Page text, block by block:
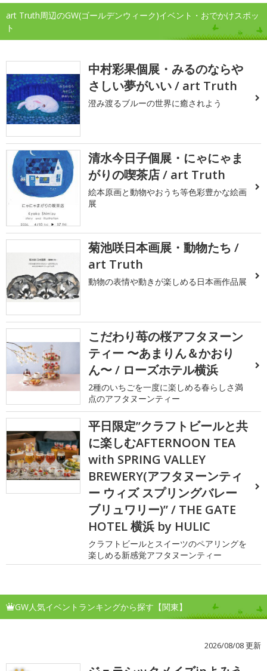
art Truth周辺のGW(ゴールデンウィーク)イベント・おでかけスポッ
ト
中村彩果個展・みるのならや
さしい夢がいい / art Truth
澄み渡るブルーの世界に癒されよう
清水今日子個展・にゃにゃま
がりの喫茶店 / art Truth
絵本原画と動物やおうち等色彩豊かな絵画
展
菊池咲日本画展・動物たち /
art Truth
動物の表情や動きが楽しめる日本画作品展
こだわり苺の桜アフタヌーン
ティー 〜あまりん＆かおり
ん〜 / ローズホテル横浜
2種のいちごを一度に楽しめる春らしさ満
点のアフタヌーンティー
平日限定”クラフトビールと共
に楽しむAFTERNOON TEA
with SPRING VALLEY
BREWERY(アフタヌーンティ
ー ウィズ スプリングバレー
ブリュワリー)” / THE GATE
HOTEL 横浜 by HULIC
クラフトビールとスイーツのペアリングを
楽しめる新感覚アフタヌーンティー
GW人気イベントランキングから探す【関東】
2026/08/08 更新